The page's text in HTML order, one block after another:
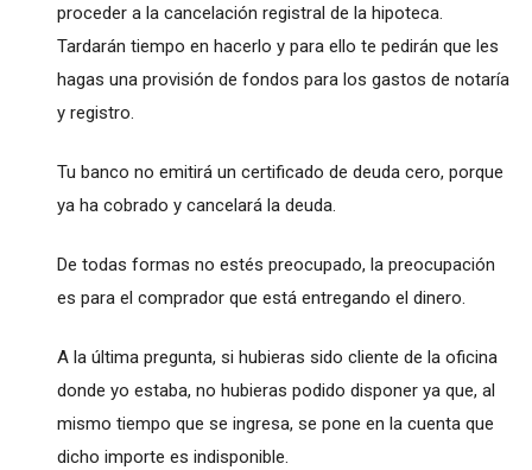
proceder a la cancelación registral de la hipoteca.
Tardarán tiempo en hacerlo y para ello te pedirán que les
hagas una provisión de fondos para los gastos de notaría
y registro.
Tu banco no emitirá un certificado de deuda cero, porque
ya ha cobrado y cancelará la deuda.
De todas formas no estés preocupado, la preocupación
es para el comprador que está entregando el dinero.
A la última pregunta, si hubieras sido cliente de la oficina
donde yo estaba, no hubieras podido disponer ya que, al
mismo tiempo que se ingresa, se pone en la cuenta que
dicho importe es indisponible.